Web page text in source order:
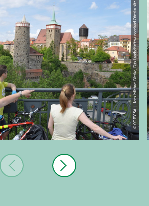
© CC-BY-SA | Jens-Michael Bierke, Das Landschaftswunderland Oberlausitz